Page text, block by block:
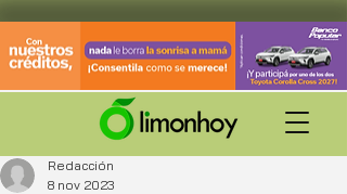
Redacción
8 nov 2023